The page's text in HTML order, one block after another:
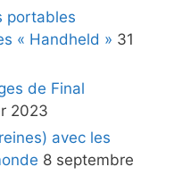
portables
« Handheld » 31
de Final
2023
avec les
8 septembre